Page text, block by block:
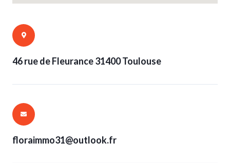
46 rue de Fleurance 31400 Toulouse
floraimmo31@outlook.fr